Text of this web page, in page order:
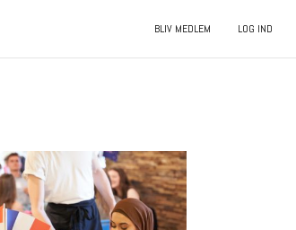
BLIV MEDLEM LOG IND